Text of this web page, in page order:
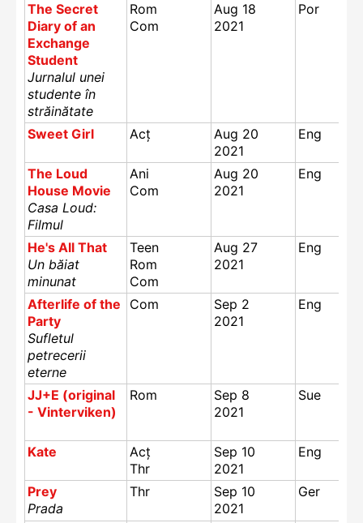
The Secret
Diary of an
Exchange
Student
Jurnalul unei
studente în
străinătate
Rom
Com
Aug 18
2021
Por
Sweet Girl Acț
Aug 20
2021
Eng
The Loud
House Movie
Casa Loud:
Filmul
Ani
Com
Aug 20
2021
Eng
He's All That
Un băiat
minunat
Teen
Rom
Com
Aug 27
2021
Eng
Afterlife of the
Party
Sufletul
petrecerii
eterne
Com
Sep 2
2021
Eng
JJ+E (original
- Vinterviken)
Rom
Sep 8
2021
Sue
Kate
Acț
Thr
Sep 10
2021
Eng
Prey
Prada
Thr
Sep 10
2021
Ger